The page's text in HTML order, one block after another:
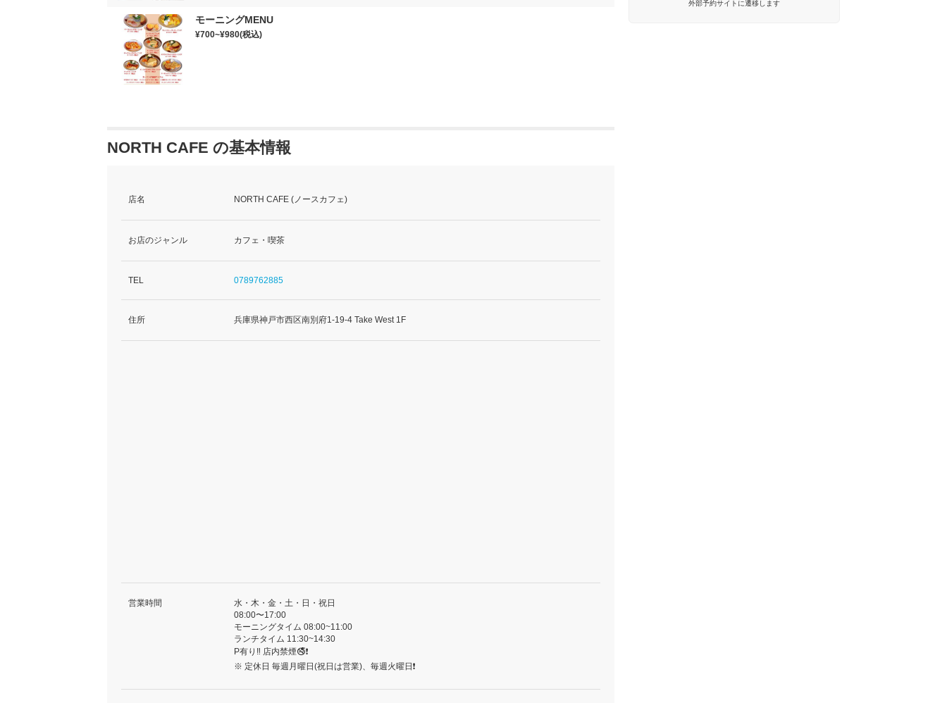
モーニングMENU
¥700~¥980(税込)
NORTH CAFE の基本情報
店名 NORTH CAFE (ノースカフェ)
お店のジャンル カフェ・喫茶
TEL 0789762885
住所 兵庫県神戸市西区南別府1-19-4 Take West 1F
営業時間
水・木・金・土・日・祝日
08:00〜17:00
モーニングタイム 08:00~11:00
ランチタイム 11:30~14:30
P有り‼️ 店内禁煙🚭❗️
※ 定休日 毎週月曜日(祝日は営業)、毎週火曜日❗️
外部予約サイトに遷移します